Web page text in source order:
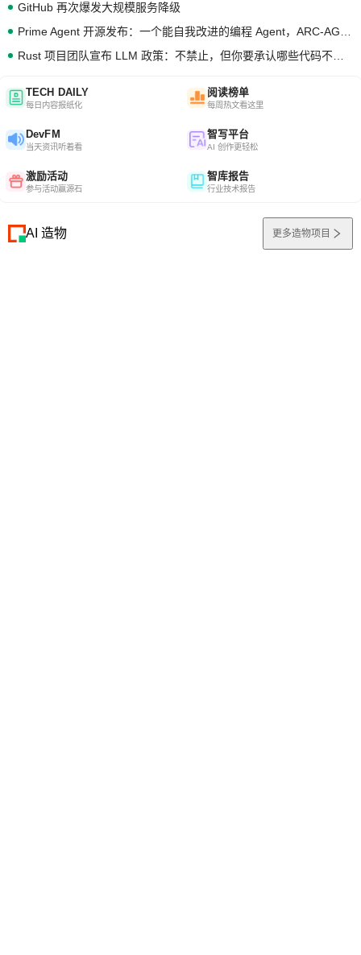
GitHub 再次爆发大规模服务降级
TECH DAILY
每日内容报纸化
阅读榜单
每周热文看这里
DevFM
当天资讯听着看
智写平台
AI 创作更轻松
激励活动
参与活动赢源石
智库报告
行业技术报告
AI 造物 更多造物项目